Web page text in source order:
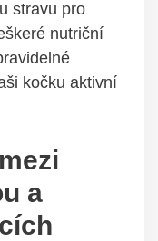
stravu pro
nutriční
kočku aktivní
a